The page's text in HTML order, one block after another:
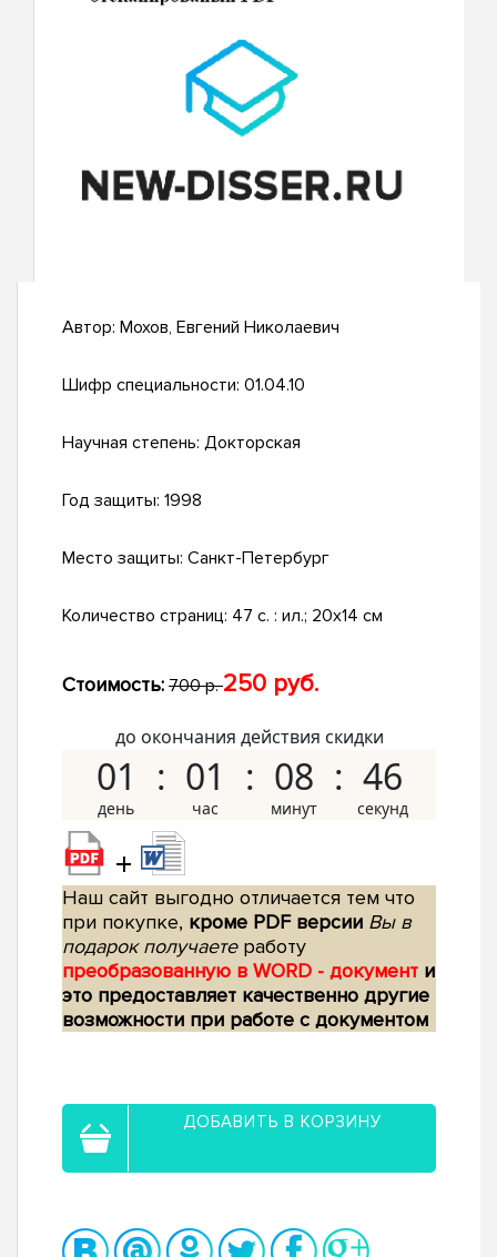
Автор: Мохов, Евгений Николаевич
Шифр специальности: 01.04.10
Научная степень: Докторская
Год защиты: 1998
Место защиты: Санкт-Петербург
Количество страниц: 47 с. : ил.; 20х14 см
Стоимость: 700 р.250 руб.
до окончания действия скидки
01 01 08 45
+
Наш сайт выгодно отличается тем что
при покупке, кроме PDF версии Вы в
подарок получаетеработу
преобразованную в WORD - документ и
это предоставляет качественно другие
возможности при работе с документом
ДОБАВИТЬ В КОРЗИНУ